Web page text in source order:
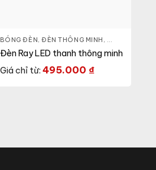
BỊ ĐIỆN KHÁC
BÓNG ĐÈN,ĐÈN THÔNG MINH ,
Đèn Ray LED thanh thông minh
Giá chỉ từ: 495.000 ₫